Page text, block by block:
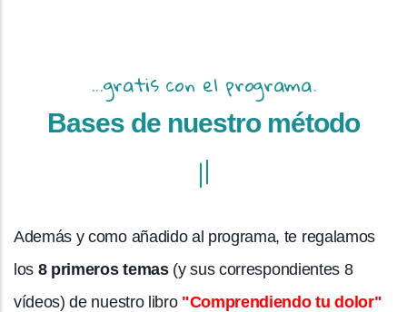
...gratis con el programa.
Bases de nuestro método
Además y como añadido al programa, te regalamos
los 8 primeros temas(y sus correspondientes 8
vídeos) de nuestro libro "Comprendiendo tu dolor"